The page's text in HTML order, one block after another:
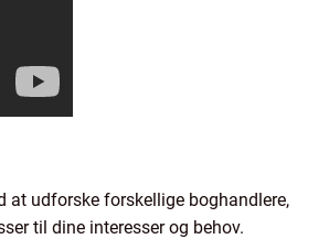
at udforske forskellige boghandlere,
til dine interesser og behov.